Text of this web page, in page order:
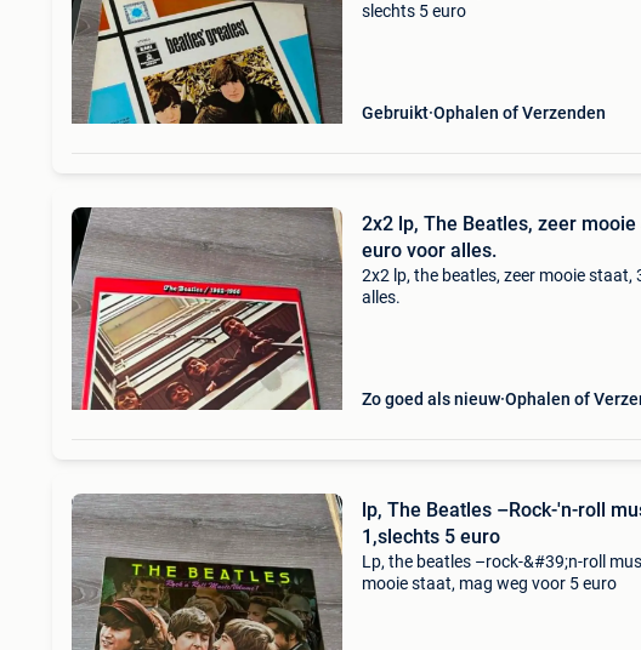
slechts 5 euro
Gebruikt Ophalen of Verzenden
2x2 lp, The Beatles, zeer
euro voor alles.
2x2 lp, the beatles, zeer mooie staat,
alles.
Zo goed als nieuw Ophalen of
lp, The Beatles –Rock-'n-roll
1,slechts 5 euro
Lp, the beatles –rock-&#39;n-roll
mooie staat, mag weg voor 5 euro